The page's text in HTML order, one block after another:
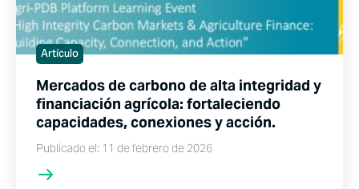
Artículo
Mercados de carbono de alta integridad y
financiación agrícola: fortaleciendo
capacidades, conexiones y acción.
Publicado el: 11 de febrero de 2026